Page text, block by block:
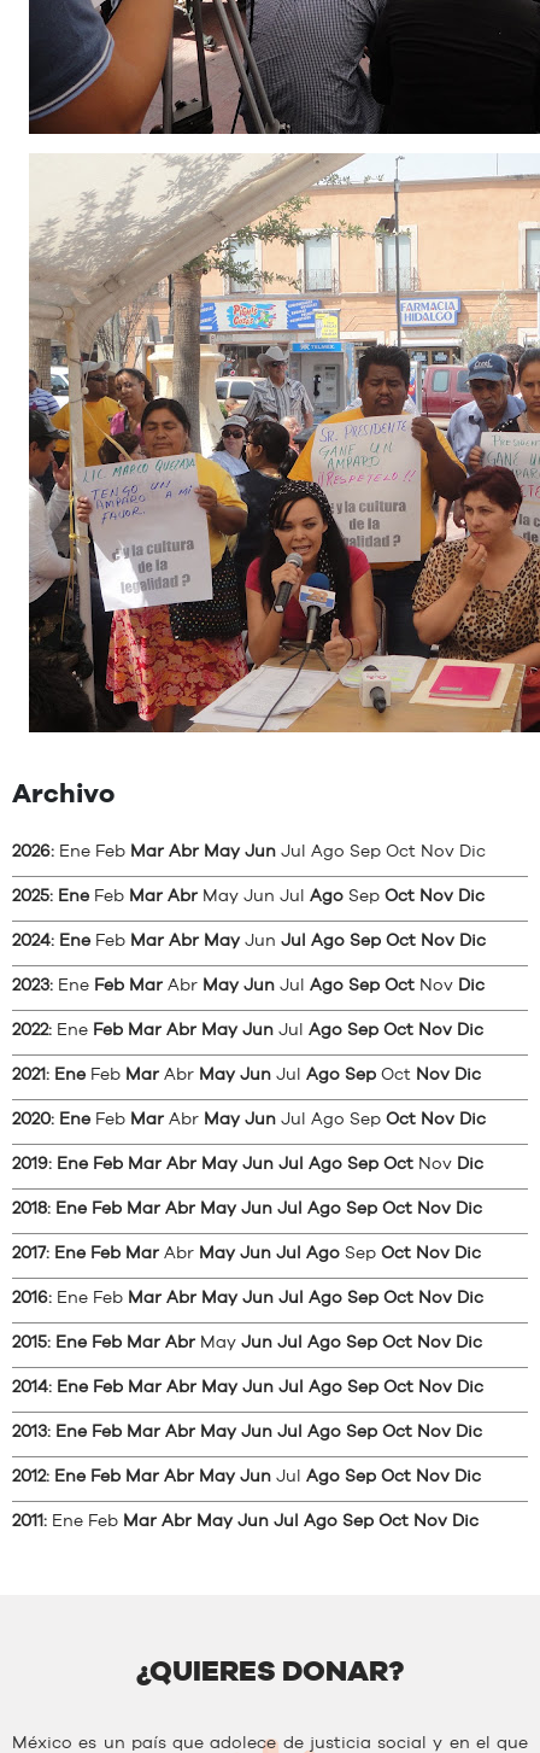
Archivo
2026: Ene Feb Mar Abr May Jun Jul Ago Sep Oct Nov Dic
2025: Ene Feb Mar Abr May Jun Jul Ago Sep Oct Nov Dic
2024: Ene Feb Mar Abr May Jun Jul Ago Sep Oct Nov Dic
2023: Ene Feb Mar Abr May Jun Jul Ago Sep Oct Nov Dic
2022: Ene Feb Mar Abr May Jun Jul Ago Sep Oct Nov Dic
2021: Ene Feb Mar Abr May Jun Jul Ago Sep Oct Nov Dic
2020: Ene Feb Mar Abr May Jun Jul Ago Sep Oct Nov Dic
2019: Ene Feb Mar Abr May Jun Jul Ago Sep Oct Nov Dic
2018: Ene Feb Mar Abr May Jun Jul Ago Sep Oct Nov Dic
2017: Ene Feb Mar Abr May Jun Jul Ago Sep Oct Nov Dic
2016: Ene Feb Mar Abr May Jun Jul Ago Sep Oct Nov Dic
2015: Ene Feb Mar Abr May Jun Jul Ago Sep Oct Nov Dic
2014: Ene Feb Mar Abr May Jun Jul Ago Sep Oct Nov Dic
2013: Ene Feb Mar Abr May Jun Jul Ago Sep Oct Nov Dic
2012: Ene Feb Mar Abr May Jun Jul Ago Sep Oct Nov Dic
2011: Ene Feb Mar Abr May Jun Jul Ago Sep Oct Nov Dic
¿QUIERES DONAR?
México es un país que adolece de justicia social y en el que